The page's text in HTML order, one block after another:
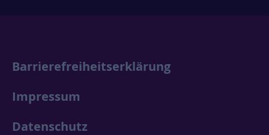
Barrierefreiheitserklärung
Impressum
Datenschutz